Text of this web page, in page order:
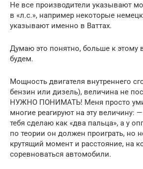
Не все производители указывают
в «л.с.», например некоторые
указывают именно в Ваттах.
Думаю это понятно, больше к этому
будем.
Мощность двигателя внутреннего
бензин или дизель), величина не
НУЖНО ПОНИМАТЬ! Меня просто
многие реагируют на эту величину:
тебя сделаю как «два пальца», а у
по теории он должен проиграть, но
крутящий момент и расстояние, на
соревноваться автомобили.